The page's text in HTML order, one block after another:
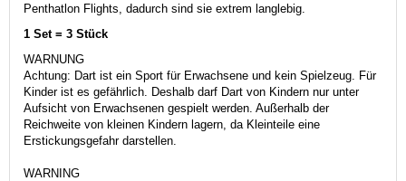
Penthatlon Flights, dadurch sind sie extrem langlebig.
1 Set = 3 Stück
WARNUNG
Achtung: Dart ist ein Sport für Erwachsene und kein Spielzeug. Für
Kinder ist es gefährlich. Deshalb darf Dart von Kindern nur unter
Aufsicht von Erwachsenen gespielt werden. Außerhalb der
Reichweite von kleinen Kindern lagern, da Kleinteile eine
Erstickungsgefahr darstellen.
WARNING